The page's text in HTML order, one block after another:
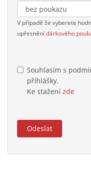
V případě že vyberete
upřesněnídárkového
Souhlasím s
příhlášky.
Ke stažení zde
Odeslat